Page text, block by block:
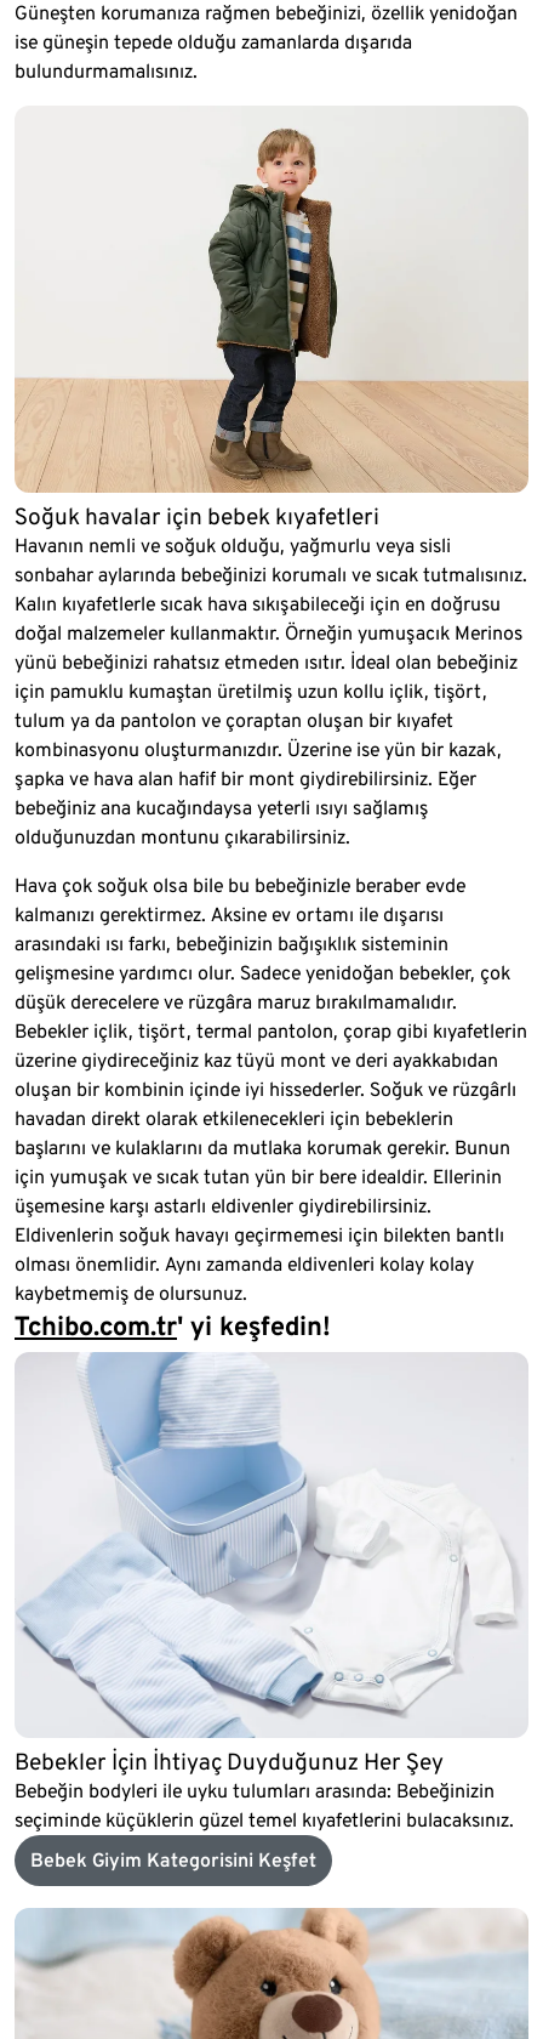
Güneşten korumanıza rağmen bebeğinizi, özellik yenidoğan
ise güneşin tepede olduğu zamanlarda dışarıda
bulundurmamalısınız.
Soğuk havalar için bebek kıyafetleri
Havanın nemli ve soğuk olduğu, yağmurlu veya sisli
sonbahar aylarında bebeğinizi korumalı ve sıcak tutmalısınız.
Kalın kıyafetlerle sıcak hava sıkışabileceği için en doğrusu
doğal malzemeler kullanmaktır. Örneğin yumuşacık Merinos
yünü bebeğinizi rahatsız etmeden ısıtır. İdeal olan bebeğiniz
için pamuklu kumaştan üretilmiş uzun kollu içlik, tişört,
tulum ya da pantolon ve çoraptan oluşan bir kıyafet
kombinasyonu oluşturmanızdır. Üzerine ise yün bir kazak,
şapka ve hava alan hafif bir mont giydirebilirsiniz. Eğer
bebeğiniz ana kucağındaysa yeterli ısıyı sağlamış
olduğunuzdan montunu çıkarabilirsiniz.
Hava çok soğuk olsa bile bu bebeğinizle beraber evde
kalmanızı gerektirmez. Aksine ev ortamı ile dışarısı
arasındaki ısı farkı, bebeğinizin bağışıklık sisteminin
gelişmesine yardımcı olur. Sadece yenidoğan bebekler, çok
düşük derecelere ve rüzgâra maruz bırakılmamalıdır.
Bebekler içlik, tişört, termal pantolon, çorap gibi kıyafetlerin
üzerine giydireceğiniz kaz tüyü mont ve deri ayakkabıdan
oluşan bir kombinin içinde iyi hissederler. Soğuk ve rüzgârlı
havadan direkt olarak etkilenecekleri için bebeklerin
başlarını ve kulaklarını da mutlaka korumak gerekir. Bunun
için yumuşak ve sıcak tutan yün bir bere idealdir. Ellerinin
üşemesine karşı astarlı eldivenler giydirebilirsiniz.
Eldivenlerin soğuk havayı geçirmemesi için bilekten bantlı
olması önemlidir. Aynı zamanda eldivenleri kolay kolay
kaybetmemiş de olursunuz.
Tchibo.com.tr' yi keşfedin!
Bebekler İçin İhtiyaç Duyduğunuz Her Şey
Bebeğin bodyleri ile uyku tulumları arasında: Bebeğinizin
seçiminde küçüklerin güzel temel kıyafetlerini bulacaksınız.
Bebek Giyim Kategorisini Keşfet